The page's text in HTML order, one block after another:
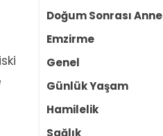
Doğum Sonrası Anne
Emzirme
Genel
Günlük Yaşam
Hamilelik
Sağlık